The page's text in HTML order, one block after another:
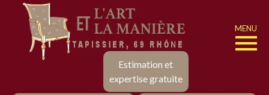
Estimation et
expertise gratuite
MENU